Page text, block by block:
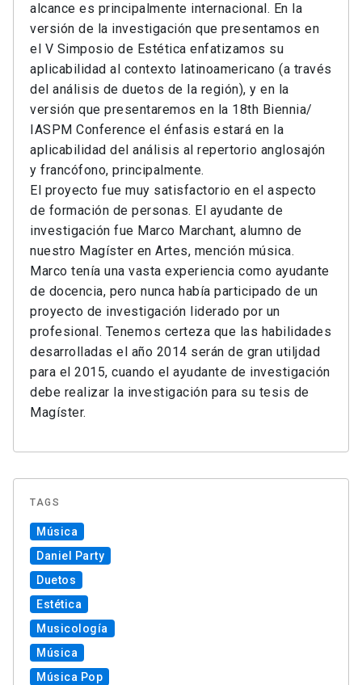
alcance es principalmente internacional. En la
versión de la investigación que presentamos en
el V Simposio de Estética enfatizamos su
aplicabilidad al contexto latinoamericano (a través
del análisis de duetos de la región), y en la
versión que presentaremos en la 18th Biennia/
IASPM Conference el énfasis estará en la
aplicabilidad del análisis al repertorio anglosajón
y francófono, principalmente.
El proyecto fue muy satisfactorio en el aspecto
de formación de personas. El ayudante de
investigación fue Marco Marchant, alumno de
nuestro Magíster en Artes, mención música.
Marco tenía una vasta experiencia como ayudante
de docencia, pero nunca había participado de un
proyecto de investigación liderado por un
profesional. Tenemos certeza que las habilidades
desarrolladas el año 2014 serán de gran utiljdad
para el 2015, cuando el ayudante de investigación
debe realizar la investigación para su tesis de
Magíster.
TAGS
Música
Daniel Party
Duetos
Estética
Musicología
Música
Música Pop